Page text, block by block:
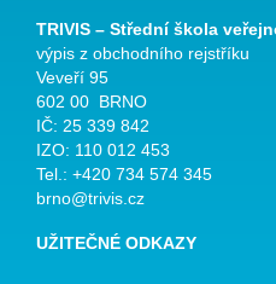
TRIVIS – Střední škola
výpis z obchodního rejstříku
Veveří 95
602 00 BRNO
IČ: 25 339 842
IZO: 110 012 453
Tel.: +420 734 574 345
brno@trivis.cz
UŽITEČNÉ ODKAZY